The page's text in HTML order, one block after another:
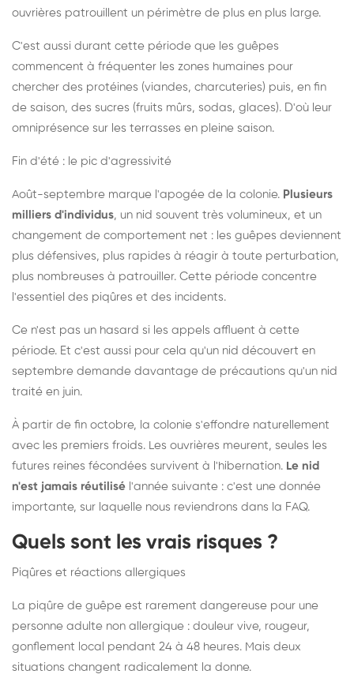
ouvrières patrouillent un périmètre de plus en plus large.
C'est aussi durant cette période que les guêpes
commencent à fréquenter les zones humaines pour
chercher des protéines (viandes, charcuteries) puis, en fin
de saison, des sucres (fruits mûrs, sodas, glaces). D'où leur
omniprésence sur les terrasses en pleine saison.
Fin d'été : le pic d'agressivité
Août-septembre marque l'apogée de la colonie. Plusieurs
milliers d'individus, un nid souvent très volumineux, et un
changement de comportement net : les guêpes deviennent
plus défensives, plus rapides à réagir à toute perturbation,
plus nombreuses à patrouiller. Cette période concentre
l'essentiel des piqûres et des incidents.
Ce n'est pas un hasard si les appels affluent à cette
période. Et c'est aussi pour cela qu'un nid découvert en
septembre demande davantage de précautions qu'un nid
traité en juin.
À partir de fin octobre, la colonie s'effondre naturellement
avec les premiers froids. Les ouvrières meurent, seules les
futures reines fécondées survivent à l'hibernation. Le nid
n'est jamais réutilisé l'année suivante : c'est une donnée
importante, sur laquelle nous reviendrons dans la FAQ.
Quels sont les vrais risques ?
Piqûres et réactions allergiques
La piqûre de guêpe est rarement dangereuse pour une
personne adulte non allergique : douleur vive, rougeur,
gonflement local pendant 24 à 48 heures. Mais deux
situations changent radicalement la donne.